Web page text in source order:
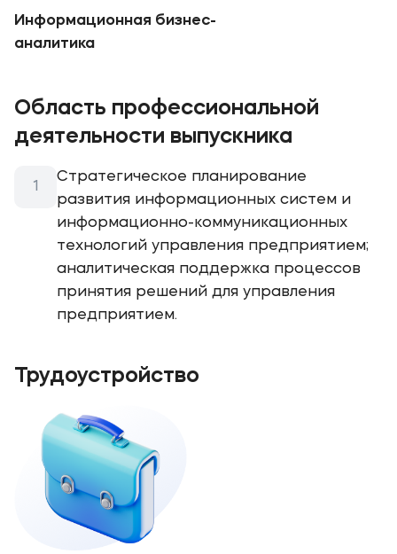
Информационная бизнес-
аналитика
Область профессиональной
деятельности выпускника
Стратегическое планирование
развития информационных систем и
информационно-коммуникационных
технологий управления предприятием;
аналитическая поддержка процессов
принятия решений для управления
предприятием.
Трудоустройство